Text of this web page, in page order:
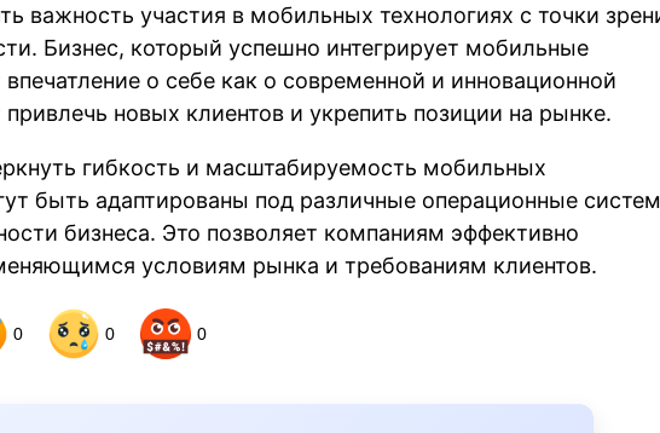
важность участия в мобильных технологиях с точки
Бизнес, который успешно интегрирует мобильные
о себе как о современной и инновационной
новых клиентов и укрепить позиции на рынке.
гибкость и масштабируемость мобильных
быть адаптированы под различные операционные
бизнеса. Это позволяет компаниям эффективно
условиям рынка и требованиям клиентов.
0 0 0